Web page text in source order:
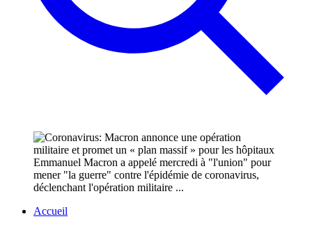
Emmanuel Macron a appelé mercredi à "l'union" pour
mener "la guerre" contre l'épidémie de coronavirus,
déclenchant l'opération militaire ...
Accueil